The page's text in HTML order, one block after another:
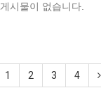
게시물이 없습니다.
1 2 3 4